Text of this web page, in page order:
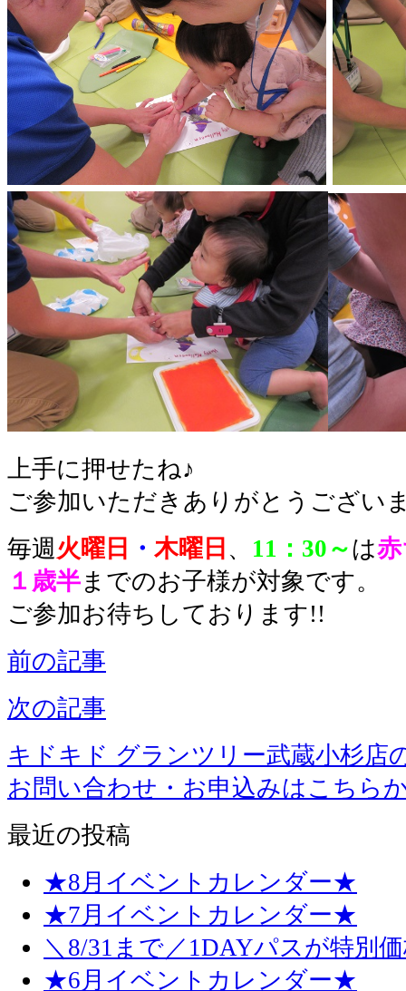
上手に押せたね♪
ご参加いただきありがとうござい
毎週火曜日 ・ 木曜日 、 11：30～ は
１歳半までのお子様が対象です。
ご参加お待ちしております!!
前の記事
次の記事
キドキド グランツリー武蔵小杉店
お問い合わせ・お申込みはこちら
最近の投稿
★8月イベントカレンダー★
★7月イベントカレンダー★
＼8/31まで／1DAYパスが特別
★6月イベントカレンダー★